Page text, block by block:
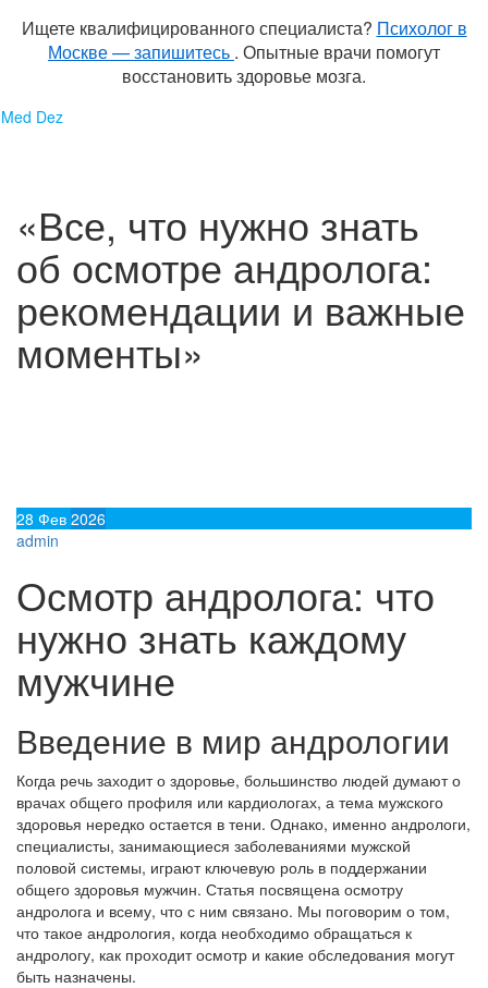
Ищете квалифицированного специалиста? Психолог в
Москве — запишитесь . Опытные врачи помогут
восстановить здоровье мозга.
Перейти
Med Dez
«Все, что нужно знать
об осмотре андролога:
рекомендации и важные
моменты»
28 Фев 2026
admin
Осмотр андролога: что
нужно знать каждому
мужчине
Введение в мир андрологии
Когда речь заходит о здоровье, большинство людей думают о
врачах общего профиля или кардиологах, а тема мужского
здоровья нередко остается в тени. Однако, именно андрологи,
специалисты, занимающиеся заболеваниями мужской
половой системы, играют ключевую роль в поддержании
общего здоровья мужчин. Статья посвящена осмотру
андролога и всему, что с ним связано. Мы поговорим о том,
что такое андрология, когда необходимо обращаться к
андрологу, как проходит осмотр и какие обследования могут
быть назначены.